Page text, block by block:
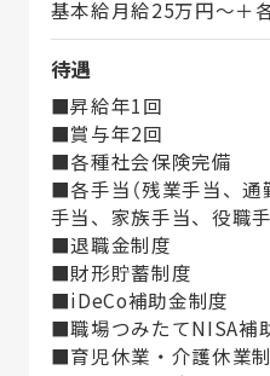
基本給月給25万円～＋
待遇
■昇給年1回
■賞与年2回
■各種社会保険完備
■各手当（残業手当、
手当、家族手当、役職手
■退職金制度
■財形貯蓄制度
■iDeCo補助金制度
■職場つみたてNISA補
■育児休業・介護休業